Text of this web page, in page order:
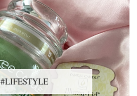
#LIFESTYLE